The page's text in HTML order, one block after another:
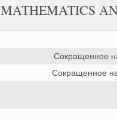
Сокращенное
Сокращенное